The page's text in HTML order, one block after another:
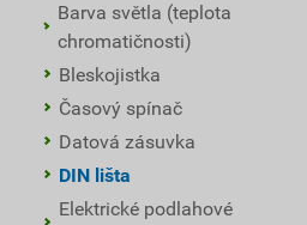
Barva světla (teplota
chromatičnosti)
Bleskojistka
Časový spínač
Datová zásuvka
DIN lišta
Elektrické podlahové